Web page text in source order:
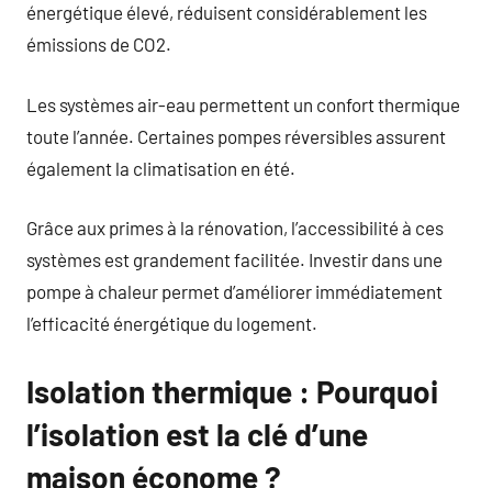
énergétique élevé, réduisent considérablement les
émissions de CO2.
Les systèmes air-eau permettent un confort thermique
toute l’année. Certaines pompes réversibles assurent
également la climatisation en été.
Grâce aux primes à la rénovation, l’accessibilité à ces
systèmes est grandement facilitée. Investir dans une
pompe à chaleur permet d’améliorer immédiatement
l’efficacité énergétique du logement.
Isolation thermique : Pourquoi
l’isolation est la clé d’une
maison économe ?